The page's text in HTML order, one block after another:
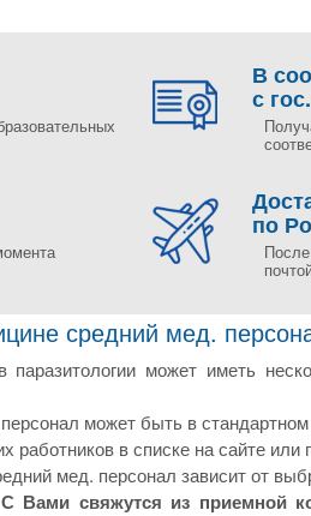
В
с
по
средний мед.
может иметь
может быть в
в списке на сайте или
мед. персонал зависит от
Вами свяжутся из приемной